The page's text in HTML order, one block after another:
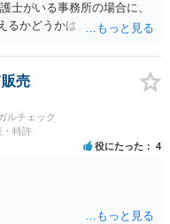
士がいる事務所の場合に、
るかどうかは、当該事務所
とは望ましくないため、別
れでも、担当弁護士を変え
護士が変わらず、仕事内容
司に相談し、顧問契約自
売
ルチェック
・特許
役にたった 4